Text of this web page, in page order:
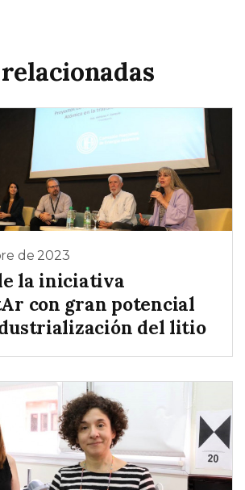
de 2023
la iniciativa
con gran potencial
del litio